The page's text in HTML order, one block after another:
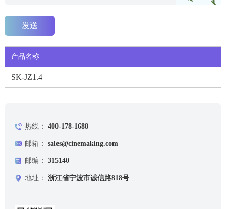
产品名称
SK-JZ1.4
热线： 400-178-1688
邮箱： sales@cinemaking.com
邮编： 315140
地址： 浙江省宁波市诚信路818号